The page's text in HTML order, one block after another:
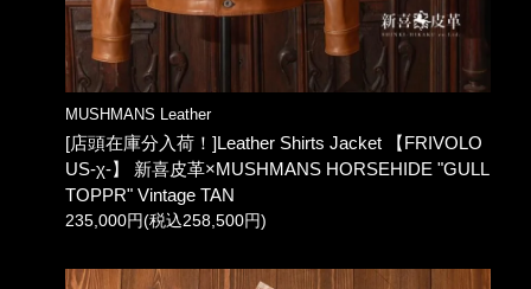
MUSHMANS Leather
[店頭在庫分入荷！]Leather Shirts Jacket 【FRIVOLO
US-χ-】 新喜皮革×MUSHMANS HORSEHIDE "GULL
TOPPR" Vintage TAN
235,000円(税込258,500円)